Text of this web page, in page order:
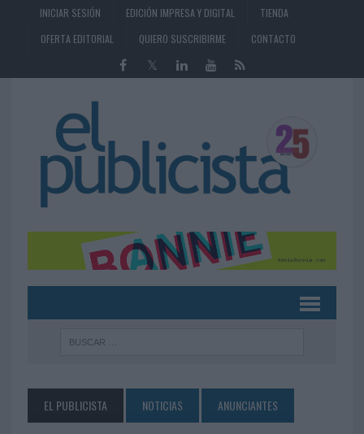
INICIAR SESIÓN EDICIÓN IMPRESA Y DIGITAL
TIENDA
OFERTA EDITORIAL
QUIERO SUSCRIBIRME CONTACTO
EL PUBLICISTA NOTICIAS ANUNCIANTES